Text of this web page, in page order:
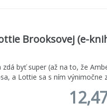
Brooksovej (e-
byť super (až na to, že
a Lottie sa s ním výnimočne